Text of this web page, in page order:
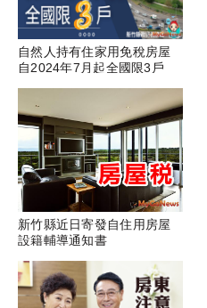
自然人持有住家用免稅房屋
自2024年7月起全國限3戶
新竹縣近日寄發自住用房屋
設籍輔導通知書